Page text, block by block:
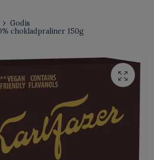
Godis
chokladpraliner 150g